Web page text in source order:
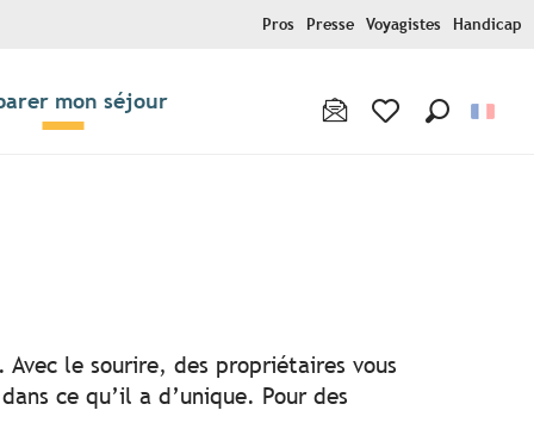
Pros Presse Voyagistes Handicap
mon séjour
le sourire, des propriétaires vous
ce qu’il a d’unique. Pour des